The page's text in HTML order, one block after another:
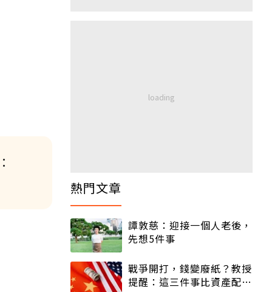
熱門文章
譚敦慈：迎接一個人老後，
先想5件事
戰爭開打，錢變廢紙？教授
提醒：這三件事比資產配置